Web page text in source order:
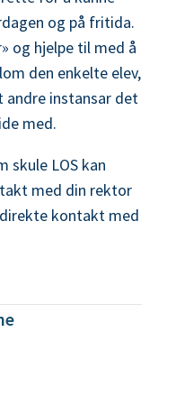
og på fritida.
og hjelpe til med å
den enkelte elev,
instansar det
med.
skule LOS kan
med din rektor
kontakt med